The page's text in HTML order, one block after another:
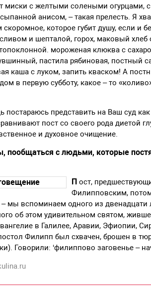
миски с желтыми солеными огурцами,
анисом, – такая прелесть. Я
скоромное, которое губит душу, если и
и шепталой, горох, маковый
мороженая клюква с
пастила рябиновая, постный
каша с луком, запить кваском! А
в первую субботу, какое – то
постараюсь представить на Ваш суд
пост со своего рода диетой
и духовное очищение.
пообщаться с людьми, которые
П ост,
Филипповским,
– мы вспоминаем одного из
об этом удивительном святом,
в Галилее, Аравии, Эфиопии,
Филипп был схвачен, брошен в
Говорили: ‘филиппово заговенье –